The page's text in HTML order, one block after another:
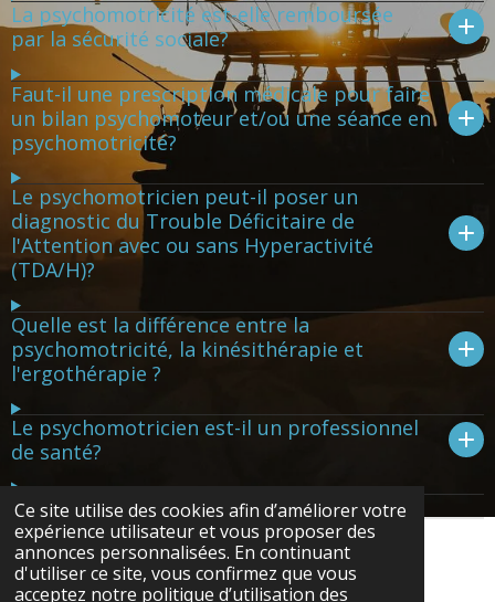
Ce site utilise des cookies afin d’améliorer votre
expérience utilisateur et vous proposer des
annonces personnalisées. En continuant
d'utiliser ce site, vous confirmez que vous
acceptez notre politique d’utilisation des
La psychomotricité est-elle remboursée
par la sécurité sociale?
Faut-il une prescription médicale pour faire
un bilan psychomoteur et/ou une séance en
psychomotricité?
Le psychomotricien peut-il poser un
diagnostic du Trouble Déficitaire de
l'Attention avec ou sans Hyperactivité
(TDA/H)?
Quelle est la différence entre la
psychomotricité, la kinésithérapie et
l'ergothérapie ?
Le psychomotricien est-il un professionnel
de santé?
© 2022 - 2026 psychomotriciens92
Propulsé parWebador